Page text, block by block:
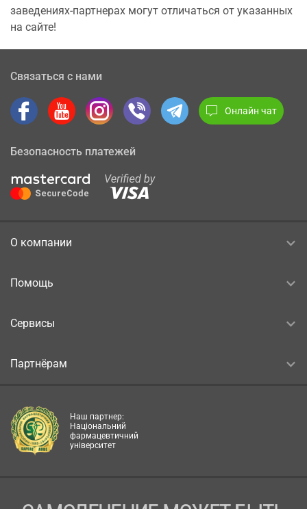
заведениях-партнерах могут отличаться от указанных
на сайте!
Связаться с нами
Онлайн чат
Безопасность платежей
О компании
Помощь
Сервисы
Партнёрам
Наш партнер:
Національний
фармацевтичний
університет